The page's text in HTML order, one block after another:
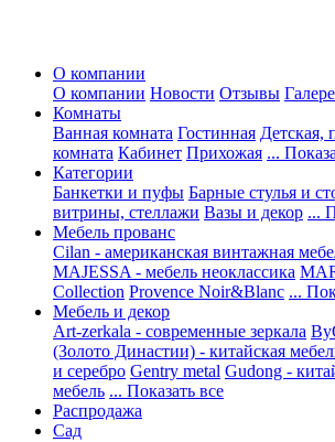
О компании
О компании Новости Отзывы
Комнаты
Ванная комната Гостинная Детская,
комната Кабинет Прихожая ...
Категории
Банкетки и пуфы Барные стулья и
витрины, стеллажи Вазы и декор ...
Мебель прованс
Cilan - американская винтажная
MAJESSA - мебель неоклассика
Collection Provence Noir&Blanc ...
Мебель и декор
Art-zerkala - современные зеркала
(Золото Династии) - китайская
и серебро Gentry metal Gudong -
мебель ... Показать все
Распродажа
Сад